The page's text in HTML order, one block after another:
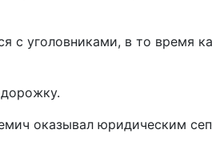
с уголовниками, в то время
оказывал юридическим